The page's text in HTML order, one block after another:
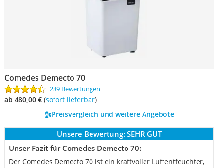
Comedes Demecto 70
289 Bewertungen
ab 480,00 € ( Sofort lieferbar)
Preisvergleich und weitere Angebote
Unsere Bewertung: SEHR GUT
Unser Fazit für Comedes Demecto 70:
Der Comedes Demecto 70 ist ein kraftvoller Luftentfeuchter,